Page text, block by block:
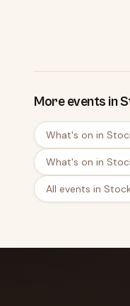
More events in
What's on in
What's on in
All events in